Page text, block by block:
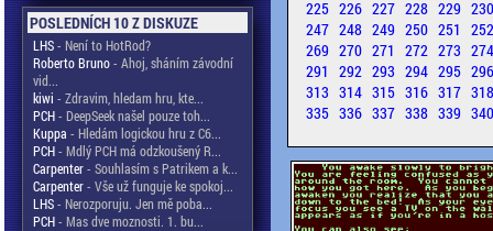
POSLEDNÍCH 10 Z DISKUZE
LHS- Není to HotRod?
Roberto Bruno- Ahoj, sháním závodní
vid...
kiwi - Zdravim, hledam hru, kte...
PCH- DeepSeek našel pouze toh...
Kuppa - Hledám logickou hru z C6...
PCH- Mdlý PCH má odzkoušený R...
Carpenter- Souhlasím s Patrikem a k...
Carpenter- Vše už funguje ke spokoj...
LHS- Nerozporuju. Jen mě poba...
PCH- Mas dve moznosti. 1. bu...
225 226 227 228 229
247 248 249 250 251
269 270 271 272 273
291 292 293 294 295
313 314 315 316 317
335 336 337 338 339